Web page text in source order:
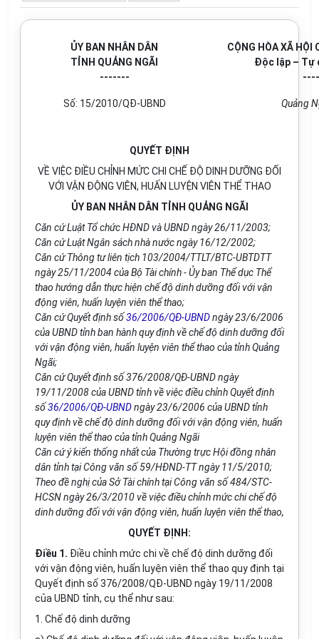
ỦY BAN NHÂN DÂN
TỈNH QUẢNG NGÃI
-------
CỘNG HÒA XÃ HỘI
Độc lập – Tự
Số: 15/2010/QĐ-UBND Quảng
QUYẾT ĐỊNH
VỀ VIỆC ĐIỀU CHỈNH MỨC CHI CHẾ ĐỘ DINH DƯỠNG ĐỐI
VỚI VẬN ĐỘNG VIÊN, HUẤN LUYỆN VIÊN THỂ THAO
ỦY BAN NHÂN DÂN TỈNH QUẢNG NGÃI
Căn cứ Luật Tổ chức HĐND và UBND ngày 26/11/2003;
Căn cứ Luật Ngân sách nhà nước ngày 16/12/2002;
Căn cứ Thông tư liên tịch 103/2004/TTLT/BTC-UBTDTT
ngày 25/11/2004 của Bộ Tài chính - Ủy ban Thể dục Thể
thao hướng dẫn thực hiện chế độ dinh dưỡng đối với vận
động viên, huấn luyện viên thể thao;
Căn cứ Quyết định số36/2006/QĐ-UBNDngày 23/6/2006
của UBND tỉnh ban hành quy định về chế độ dinh dưỡng đối
với vận động viên, huấn luyện viên thể thao của tỉnh Quảng
Ngãi;
Căn cứ Quyết định số 376/2008/QĐ-UBND ngày
19/11/2008 của UBND tỉnh về việc điều chỉnh Quyết định
số36/2006/QĐ-UBNDngày 23/6/2006 của UBND tỉnh
quy định về chế độ dinh dưỡng đối với vận động viên, huấn
luyện viên thể thao của tỉnh Quảng Ngãi
Căn cứ ý kiến thống nhất của Thường trực Hội đồng nhân
dân tỉnh tại Công văn số 59/HĐND-TT ngày 11/5/2010;
Theo đề nghị của Sở Tài chính tại Công văn số 484/STC-
HCSN ngày 26/3/2010 về việc điều chỉnh mức chi chế độ
dinh dưỡng đối với vận động viên, huấn luyện viên thể thao,
QUYẾT ĐỊNH:
Điều 1. Điều chỉnh mức chi về chế độ dinh dưỡng đối
với vận động viên, huấn luyện viên thể thao quy định tại
Quyết định số 376/2008/QĐ-UBND ngày 19/11/2008
của UBND tỉnh, cụ thể như sau:
1. Chế độ dinh dưỡng